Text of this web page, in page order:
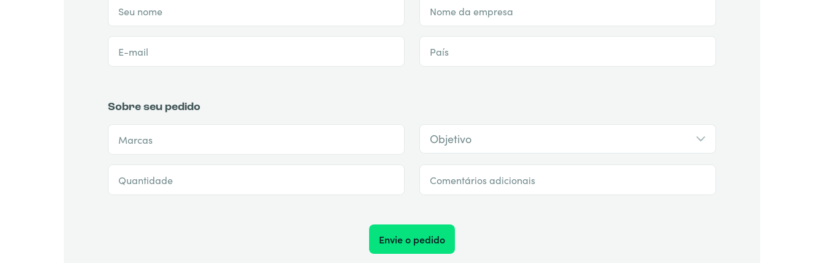
Seu nome Nome da empresa
E-mail País
Sobre seu pedido
Marcas Objetivo
Quantidade Comentários adicionais
Envie o pedido